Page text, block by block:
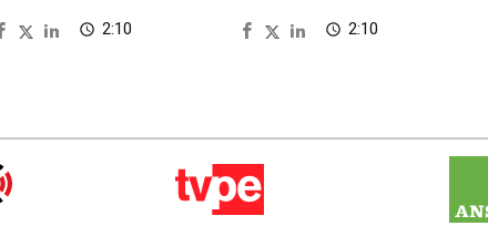
access_time 2:10 access_time 2:10